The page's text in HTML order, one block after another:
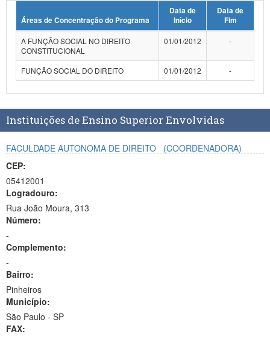
Áreas de Concentração do Programa
Data de
Início
Data de
Fim
A FUNÇÃO SOCIAL NO DIREITO
CONSTITUCIONAL
01/01/2012 -
FUNÇÃO SOCIAL DO DIREITO 01/01/2012 -
Instituições de Ensino Superior Envolvidas
FACULDADE AUTÔNOMA DE DIREITO
(COORDENADORA)
CEP:
05412001
Logradouro:
Rua João Moura, 313
Número:
-
Complemento:
-
Bairro:
Pinheiros
Município:
São Paulo - SP
FAX: